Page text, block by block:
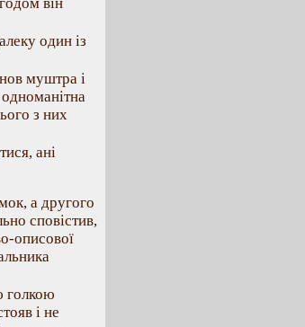
один із
муштра і
з них
ані
а другого
сповістив,
описової
голкою
і не